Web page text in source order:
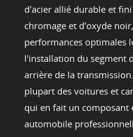
d'acier allié durable et
chromage et d'oxyde
performances optimales
l'installation du segment
arrière de la
plupart des voitures et
qui en fait un composant
automobile